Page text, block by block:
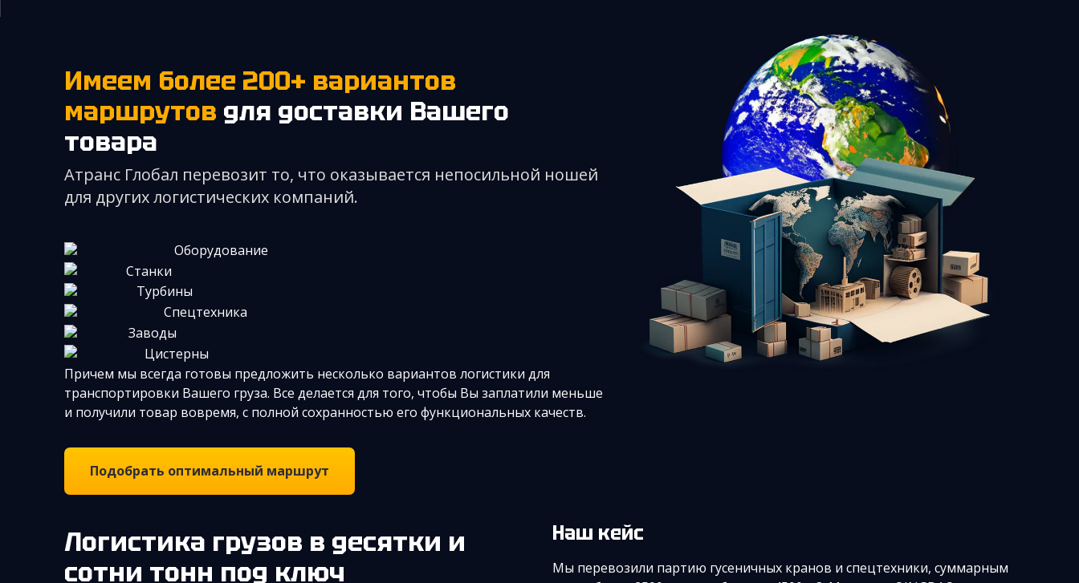
Имеем более 200+ вариантов
маршрутов для доставки Вашего
товара
Атранс Глобал перевозит то, что оказывается непосильной ношей
для других логистических компаний.
Оборудование
Станки
Турбины
Спецтехника
Заводы
Цистерны
Причем мы всегда готовы предложить несколько вариантов логистики для
транспортировки Вашего груза. Все делается для того, чтобы Вы заплатили меньше
и получили товар вовремя, с полной сохранностью его функциональных качеств.
Подобрать оптимальный маршрут
Логистика грузов в десятки и
сотни тонн под ключ
Наш кейс
Мы перевозили партию гусеничных кранов и спецтехники, суммарным